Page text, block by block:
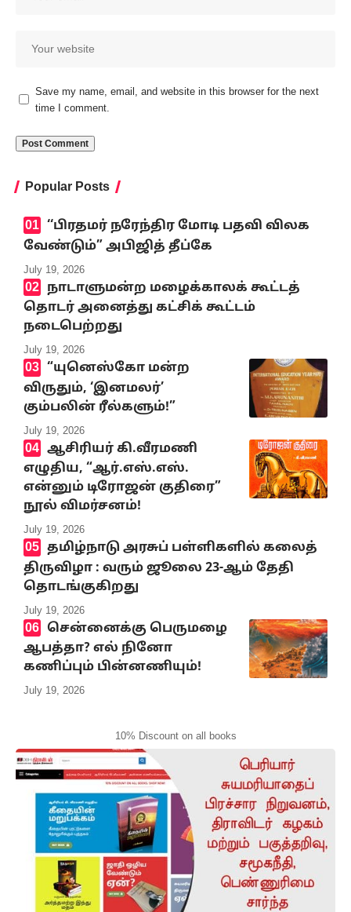
Save my name, email, and website in this browser for the next
time I comment.
Popular Posts
‘‘பிரதமர் நரேந்திர மோடி பதவி விலக
வேண்டும்” அபிஜித் தீப்கே
July 19, 2026
நாடாளுமன்ற மழைக்காலக் கூட்டத்
தொடர் அனைத்து கட்சிக் கூட்டம்
நடைபெற்றது
July 19, 2026
“யுனெஸ்கோ மன்ற
விருதும், ‘இனமலர்’
கும்பலின் ரீல்களும்!”
July 19, 2026
ஆசிரியர் கி.வீரமணி
எழுதிய, “ஆர்.எஸ்.எஸ்.
என்னும் டிரோஜன் குதிரை”
நூல் விமர்சனம்!
July 19, 2026
தமிழ்நாடு அரசுப் பள்ளிகளில் கலைத்
திருவிழா : வரும் ஜூலை 23-ஆம் தேதி
தொடங்குகிறது
July 19, 2026
சென்னைக்கு பெருமழை
ஆபத்தா? எல் நினோ
கணிப்பும் பின்னணியும்!
July 19, 2026
10% Discount on all books